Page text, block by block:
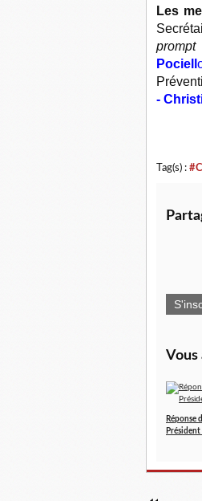
Les
Pociell
-
Tag(s) :
Vous
Réponse
Président